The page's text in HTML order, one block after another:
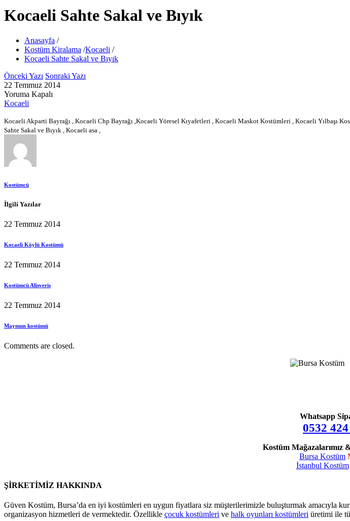
Kocaeli Sahte Sakal ve Bıyık
Anasayfa /
Kostüm Kiralama /Kocaeli /
Kocaeli Sahte Sakal ve Bıyık
Önceki Yazı Sonraki Yazı
22 Temmuz 2014
Yoruma Kapalı
Kocaeli
Kocaeli Akparti Bayrağı , Kocaeli Chp Bayrağı ,Kocaeli Yöresel Kıyafetleri , Kocaeli Maskot Kostümleri , Kocaeli Yılbaşı
Sahte Sakal ve Bıyık , Kocaeli asa ,
Kostümcü
İlgili Yazılar
22 Temmuz 2014
Kocaeli Köylü Kostümü
22 Temmuz 2014
Kostümcü Alisveris
22 Temmuz 2014
Maymun kostümü
Comments are closed.
Whatsapp
0532
Kostüm Mağazalarımız
Bursa Kostüm
İstanbul Kostüm
ŞİRKETİMİZ HAKKINDA
Güven Kostüm, Bursa’da en iyi kostümleri en uygun fiyatlara siz müşterilerimizle buluşturmak amacıyla
organizasyon hizmetleri de vermektedir. Özellikle çocuk kostümleri ve halk oyunları kostümleri üretimi ile